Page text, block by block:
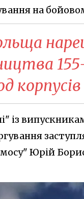
на
корпусів
із
Юрій